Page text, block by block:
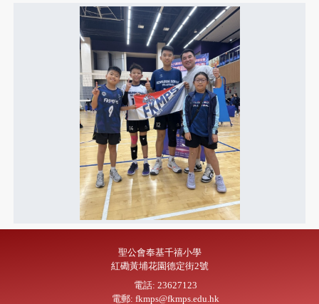
聖公會奉基千禧小學
紅磡黃埔花園德定街2號
電話: 23627123
電郵: fkmps@fkmps.edu.hk